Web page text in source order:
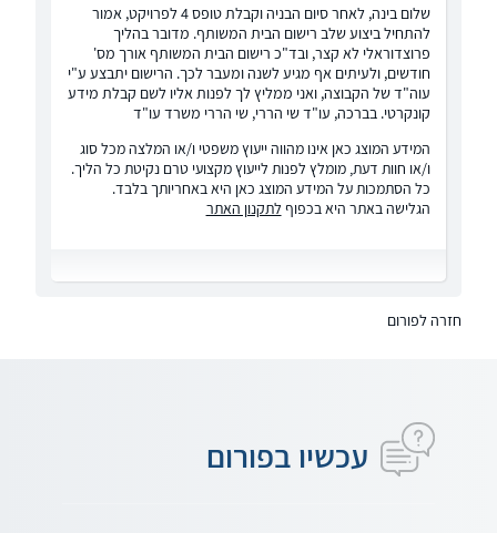
שלום בינה, לאחר סיום הבניה וקבלת טופס 4 לפרויקט, אמור
להתחיל ביצוע שלב רישום הבית המשותף. מדובר בהליך
פרוצדוראלי לא קצר, ובד"כ רישום הבית המשותף אורך מס'
חודשים, ולעיתים אף מגיע לשנה ומעבר לכך. הרישום יתבצע ע"י
עוה"ד של הקבוצה, ואני ממליץ לך לפנות אליו לשם קבלת מידע
קונקרטי. בברכה, עו"ד שי הררי, שי הררי משרד עו"ד
המידע המוצג כאן אינו מהווה ייעוץ משפטי ו/או המלצה מכל סוג
ו/או חוות דעת, מומלץ לפנות לייעוץ מקצועי טרם נקיטת כל הליך.
כל הסתמכות על המידע המוצג כאן היא באחריותך בלבד.
הגלישה באתר היא בכפוף לתקנון האתר
חזרה לפורום
עכשיו בפורום